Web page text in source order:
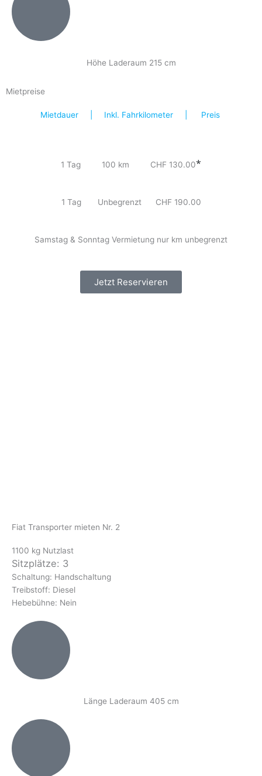
Höhe Laderaum 215 cm
Mietpreise
Mietdauer | Inkl. Fahrkilometer | Preis
1 Tag 100 km CHF 130.00*
1 Tag Unbegrenzt CHF 190.00
Samstag & Sonntag Vermietung nur km unbegrenzt
Jetzt Reservieren
Fiat Transporter mieten Nr. 2
1100 kg Nutzlast
Sitzplätze: 3
Schaltung: Handschaltung
Treibstoff: Diesel
Hebebühne: Nein
Länge Laderaum 405 cm